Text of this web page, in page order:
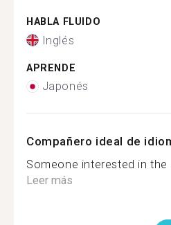
HABLA FLUIDO
Inglés
APRENDE
Japonés
Compañero ideal de
Someone interested in
Leer más